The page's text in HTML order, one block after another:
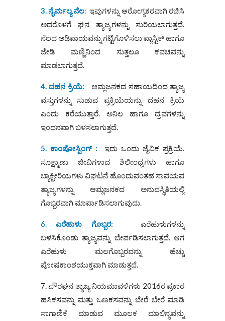
3. ನೈರ್ಮಲ್ಯ ನೆಲ: ಇವುಗಳನ್ನು ಆರೋಗ್ಯಕರವಾಗಿ ರಚಿಸಿ
ಅದರೊಳಗೆ ಘನ ತ್ಯಾಜ್ಯಗಳನ್ನು ಸುರಿಯಲಾಗುತ್ತದೆ.
ನೆಲದ ಅಡಿಪಾಯವನ್ನು ಗಟ್ಟಿಗೊಳಿಸಲು ಪ್ಲಾಸ್ಟಿಕ್ ಹಾಗೂ
ಜೇಡಿ ಮಣ್ಣಿನಿಂದ ಸುತ್ತಲೂ ಕವಚವನ್ನು
ಮಾಡಲಾಗುತ್ತದೆ.
4. ದಹನ ಕ್ರಿಯೆ:
ಆಮ್ಲಜನಕದ ಸಹಾಯದಿಂದ ತ್ಯಾಜ್ಯ
ವಸ್ತುಗಳನ್ನು ಸುಡುವ ಪ್ರಕ್ರಿಯೆಯನ್ನು ದಹನ ಕ್ರಿಯೆ
ಎಂದು ಕರೆಯುತ್ತಾರೆ. ಅನಿಲ ಹಾಗೂ ದ್ರವಗಳನ್ನು
ಇಂಧನವಾಗಿ ಬಳಸಲಾಗುತ್ತದೆ.
5. ಕಾಂಪೋಸ್ಟಿಂಗ್ :
ಇದು ಒಂದು ಜೈವಿಕ ಪ್ರಕ್ರಿಯೆ.
ಸೂಕ್ಷ್ಮಾಣು ಜೀವಿಗಳಾದ ಶಿಲೀಂಧ್ರಗಳು ಹಾಗೂ
ಬ್ಯಾಕ್ಟೀರಿಯಗಳು ವಿಘಟನೆ ಹೊಂದುವಂತಹ ಸಾವಯವ
ತ್ಯಾಜ್ಯಗಳನ್ನು ಆಮ್ಲಜನಕದ ಅನುಪಸ್ಥಿತಿಯಲ್ಲಿ
ಗೊಬ್ಬರವಾಗಿ ಮಾರ್ಪಾಡಿಸಲಾಗುವುದು.
6.ಎರೆಹುಳು ಗೊಬ್ಬರ:
ಎರೆಹುಳುಗಳನ್ನು
ಬಳಸಿಕೊಂಡು ತ್ಯಾಜ್ಯವನ್ನು ಬೇರ್ಪಡಿಸಲಾಗುತ್ತದೆ. ಆಗ
ಎರೆಹುಳು ಮಲಗೊಬ್ಬರವನ್ನು ಹೆಚ್ಚು
ಪೋಷಕಾಂಶಯುಕ್ತವಾಗಿ ಮಾಡುತ್ತದೆ.
7. ಪೌರಘನ ತ್ಯಾಜ್ಯ ನಿಯಮಾವಳಿಗಳು 2016ರ ಪ್ರಕಾರ
ಹಸಿಕಸವನ್ನು ಮತ್ತು ಒಣಕಸವನ್ನು ಬೇರೆ ಬೇರೆ ಮಾಡಿ
ಸಾಗಾಣಿಕೆ ಮಾಡುವ ಮೂಲಕ ಮಾಲಿನ್ಯವನ್ನು